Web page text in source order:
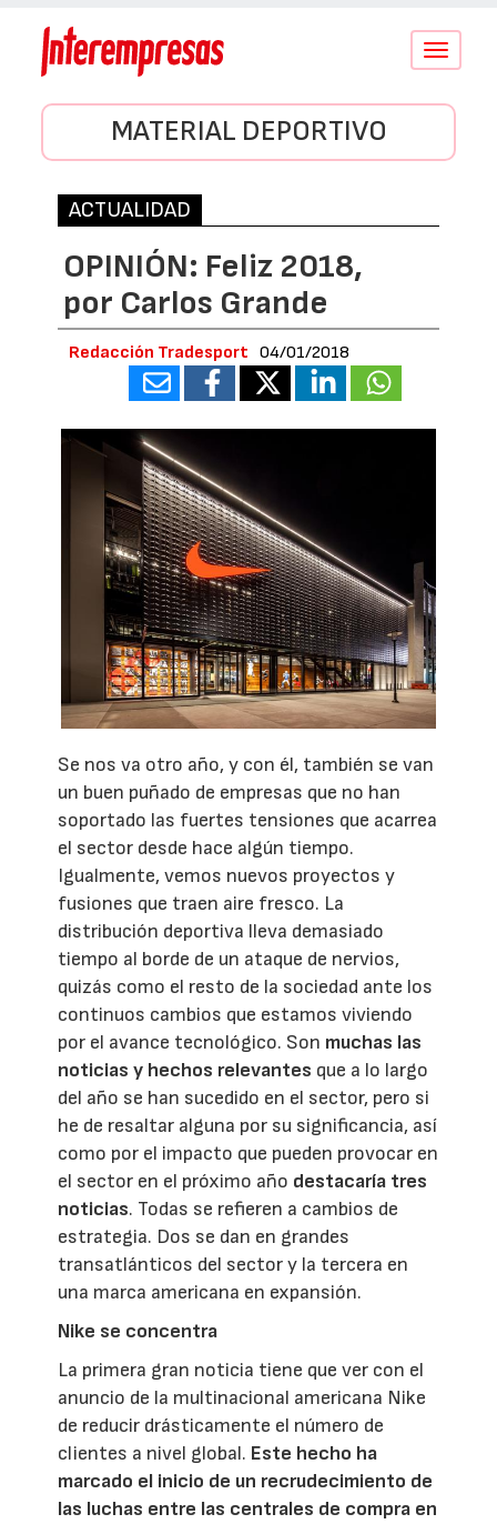
Conmutar
MATERIAL DEPORTIVO
ACTUALIDAD
OPINIÓN: Feliz 2018,
por Carlos Grande
Redacción Tradesport 04/01/2018
Se nos va otro año, y con él, también se van
un buen puñado de empresas que no han
soportado las fuertes tensiones que acarrea
el sector desde hace algún tiempo.
Igualmente, vemos nuevos proyectos y
fusiones que traen aire fresco. La
distribución deportiva lleva demasiado
tiempo al borde de un ataque de nervios,
quizás como el resto de la sociedad ante los
continuos cambios que estamos viviendo
por el avance tecnológico. Son muchas las
noticias y hechos relevantes que a lo largo
del año se han sucedido en el sector, pero si
he de resaltar alguna por su significancia, así
como por el impacto que pueden provocar en
el sector en el próximo año destacaría tres
noticias. Todas se refieren a cambios de
estrategia. Dos se dan en grandes
transatlánticos del sector y la tercera en
una marca americana en expansión.
Nike se concentra
La primera gran noticia tiene que ver con el
anuncio de la multinacional americana Nike
de reducir drásticamente el número de
clientes a nivel global. Este hecho ha
marcado el inicio de un recrudecimiento de
las luchas entre las centrales de compra en